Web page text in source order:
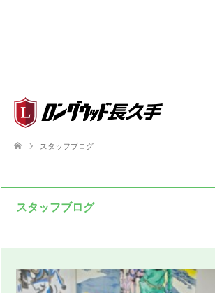
スタッフブログ
スタッフブログ